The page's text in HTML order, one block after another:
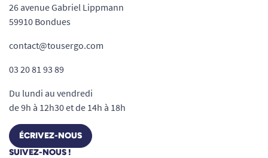
26 avenue Gabriel Lippmann
59910 Bondues
contact@tousergo.com
03 20 81 93 89
Du lundi au vendredi
de 9h à 12h30 et de 14h à 18h
ÉCRIVEZ-NOUS
SUIVEZ-NOUS !